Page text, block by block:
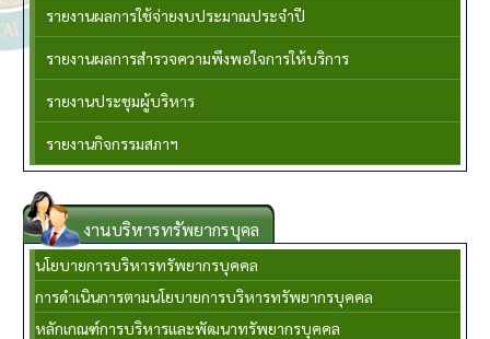
รายงานผลการใช้จ่ายงบประมาณประจำปี
รายงานผลการสำรวจความพึงพอใจการให้บริการ
รายงานประชุมผู้บริหาร
รายงานกิจกรรมสภาฯ
งานบริหารทรัพยากรบุคล
นโยบายการบริหารทรัพยากรบุคคล
การดำเนินการตามนโยบายการบริหารทรัพยากรบุคคล
หลักเกณฑ์การบริหารและพัฒนาทรัพยากรบุคคล